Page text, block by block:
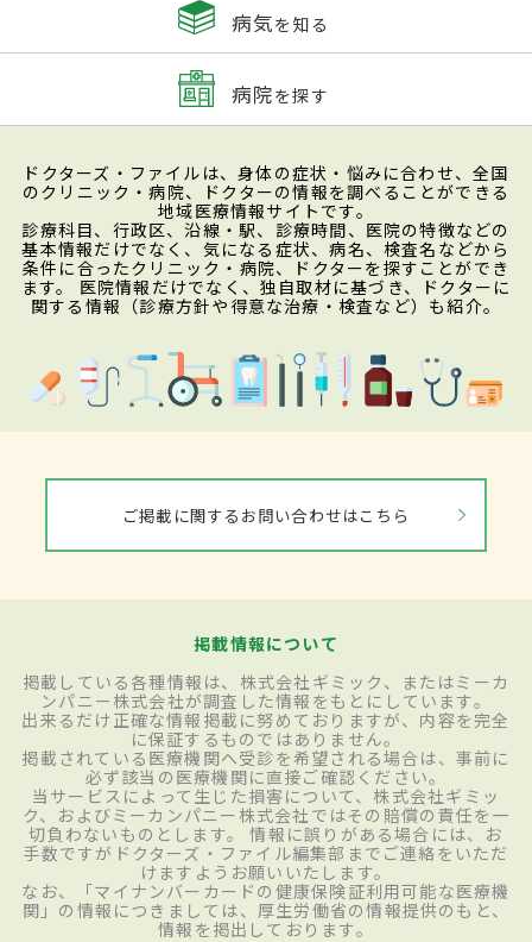
病気を知る
病院を探す
ドクターズ・ファイルは、身体の症状・悩みに合わせ、全国
のクリニック・病院、ドクターの情報を調べることができる
地域医療情報サイトです。
診療科目、行政区、沿線・駅、診療時間、医院の特徴などの
基本情報だけでなく、気になる症状、病名、検査名などから
条件に合ったクリニック・病院、ドクターを探すことができ
ます。 医院情報だけでなく、独自取材に基づき、ドクターに
関する情報（診療方針や得意な治療・検査など）も紹介。
ご掲載に関するお問い合わせはこちら
掲載情報について
掲載している各種情報は、株式会社ギミック、またはミーカ
ンパニー株式会社が調査した情報をもとにしています。
出来るだけ正確な情報掲載に努めておりますが、内容を完全
に保証するものではありません。
掲載されている医療機関へ受診を希望される場合は、事前に
必ず該当の医療機関に直接ご確認ください。
当サービスによって生じた損害について、株式会社ギミッ
ク、およびミーカンパニー株式会社ではその賠償の責任を一
切負わないものとします。 情報に誤りがある場合には、お
手数ですがドクターズ・ファイル編集部までご連絡をいただ
けますようお願いいたします。
なお、「マイナンバーカードの健康保険証利用可能な医療機
関」の情報につきましては、厚生労働省の情報提供のもと、
情報を掲出しております。